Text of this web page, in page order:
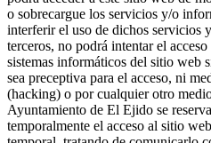
o sobrecargue los servicios y/o
interferir el uso de dichos servicios
terceros, no podrá intentar el
sistemas informáticos del sitio web
sea preceptiva para el acceso, ni
(hacking) o por cualquier otro
Ayuntamiento de El Ejido se
temporalmente el acceso al sitio